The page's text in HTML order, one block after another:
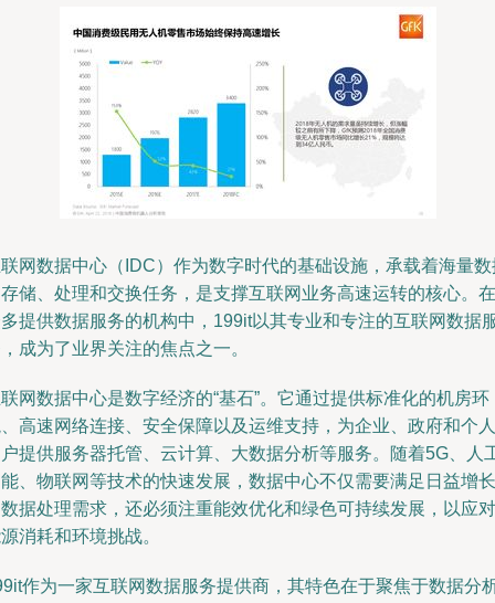
网数据中心（IDC）作为数字时代的基础设施，承载着海量数
储、处理和交换任务，是支撑互联网业务高速运转的核心。在
提供数据服务的机构中，199it以其专业和专注的互联网数据
成为了业界关注的焦点之一。
网数据中心是数字经济的“基石”。它通过提供标准化的机房环
高速网络连接、安全保障以及运维支持，为企业、政府和个人
提供服务器托管、云计算、大数据分析等服务。随着5G、人
、物联网等技术的快速发展，数据中心不仅需要满足日益增长
据处理需求，还必须注重能效优化和绿色可持续发展，以应对
消耗和环境挑战。
作为一家互联网数据服务提供商，其特色在于聚焦于数据分